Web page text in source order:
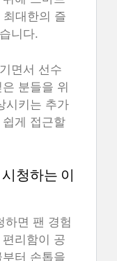
대한의 즐
니다.
면서 선수
분들을 위
시키는 추가
게 접근할
청하는 이
하면 팬 경험
리함이 공
터 손톱을